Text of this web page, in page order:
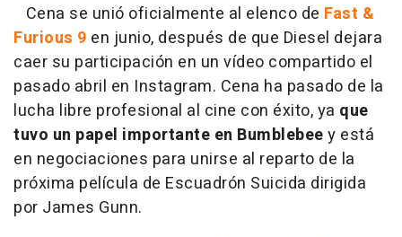
Cena se unió oficialmente al elenco de Fast &
Furious 9 en junio, después de que Diesel dejara
caer su participación en un vídeo compartido el
pasado abril en Instagram. Cena ha pasado de la
lucha libre profesional al cine con éxito, ya que
tuvo un papel importante en Bumblebeey está
en negociaciones para unirse al reparto de la
próxima película de Escuadrón Suicida dirigida
por James Gunn.